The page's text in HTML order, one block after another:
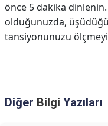
önce 5 dakika
olduğunuzda,
tansiyonunuzu
Diğer Bilgi Yazıları